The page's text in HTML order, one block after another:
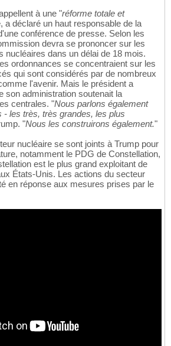
à une "réforme totale et
a déclaré un haut responsable de la
conférence de presse. Selon les
devra se prononcer sur les
nucléaires dans un délai de 18 mois.
ordonnances se concentraient sur les
qui sont considérés par de nombreux
l'avenir. Mais le président a
son administration soutenait la
centrales. "Nous parlons également
- les très, très grandes, les plus
"Nous les construirons également."
nucléaire se sont joints à Trump pour
notamment le PDG de Constellation,
est le plus grand exploitant de
États-Unis. Les actions du secteur
en réponse aux mesures prises par le